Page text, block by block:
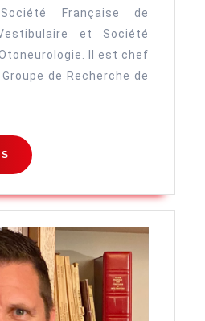
Française de
et Société
Il est chef
de Recherche de
SAVOIR